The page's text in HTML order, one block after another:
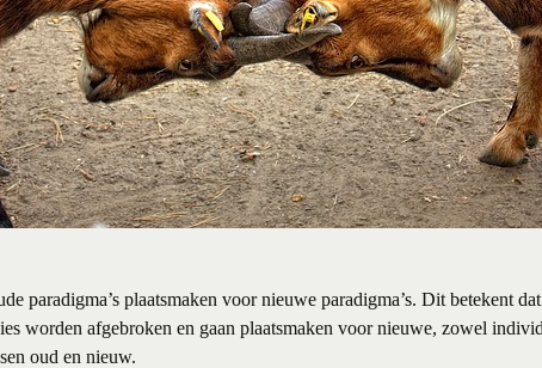
paradigma’s plaatsmaken voor nieuwe paradigma’s. Dit betekent
worden afgebroken en gaan plaatsmaken voor nieuwe, zowel
oud en nieuw.